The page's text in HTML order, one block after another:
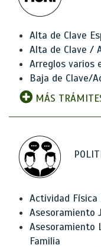
Alta de Clave
Alta de Clave /
Arreglos varios
Baja de Clave/
MÁS
Actividad
Asesoramiento
Asesoramiento
Familia